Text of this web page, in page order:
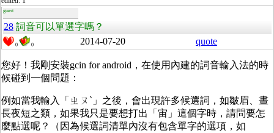
guest
28 詞音可以單選字嗎？
0 0 2014-07-20 quote
您好！我剛安裝gcin for android，在使用內建的詞音輸入法的時
候碰到一個問題：
例如當我輸入「ㄓㄡˋ」之後，會出現許多候選詞，如皺眉、晝
長夜短之類，如果我只是要想打出「宙」這個字時，請問要怎
麼點選呢？（因為候選詞清單內沒有包含單字的選項，如